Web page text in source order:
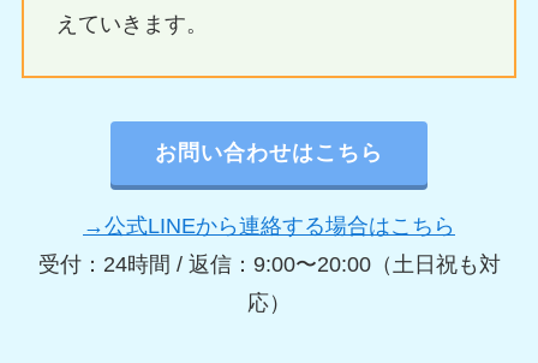
えていきます。
お問い合わせはこちら
→公式LINEから連絡する場合はこちら
受付：24時間 / 返信：9:00〜20:00（土日祝も対
応）